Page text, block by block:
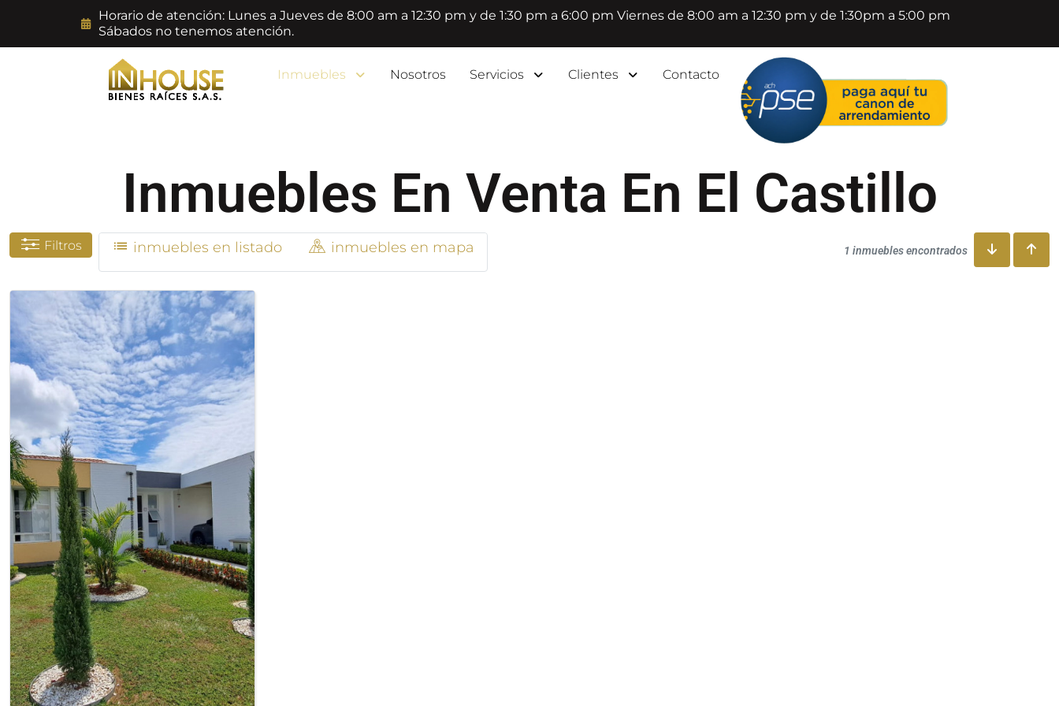
Horario de atención: Lunes a Jueves de 8:00 am a 12:30 pm y de 1:30 pm a 6:00 pm Viernes de 8:00 am a 12:30 pm y de 1:30pm a 5:00 pm
Sábados no tenemos atención.
Inmuebles Nosotros Servicios Clientes Contacto
Inmuebles En Venta En El Castillo
Filtros inmuebles en listado inmuebles en mapa 1 inmuebles encontrados